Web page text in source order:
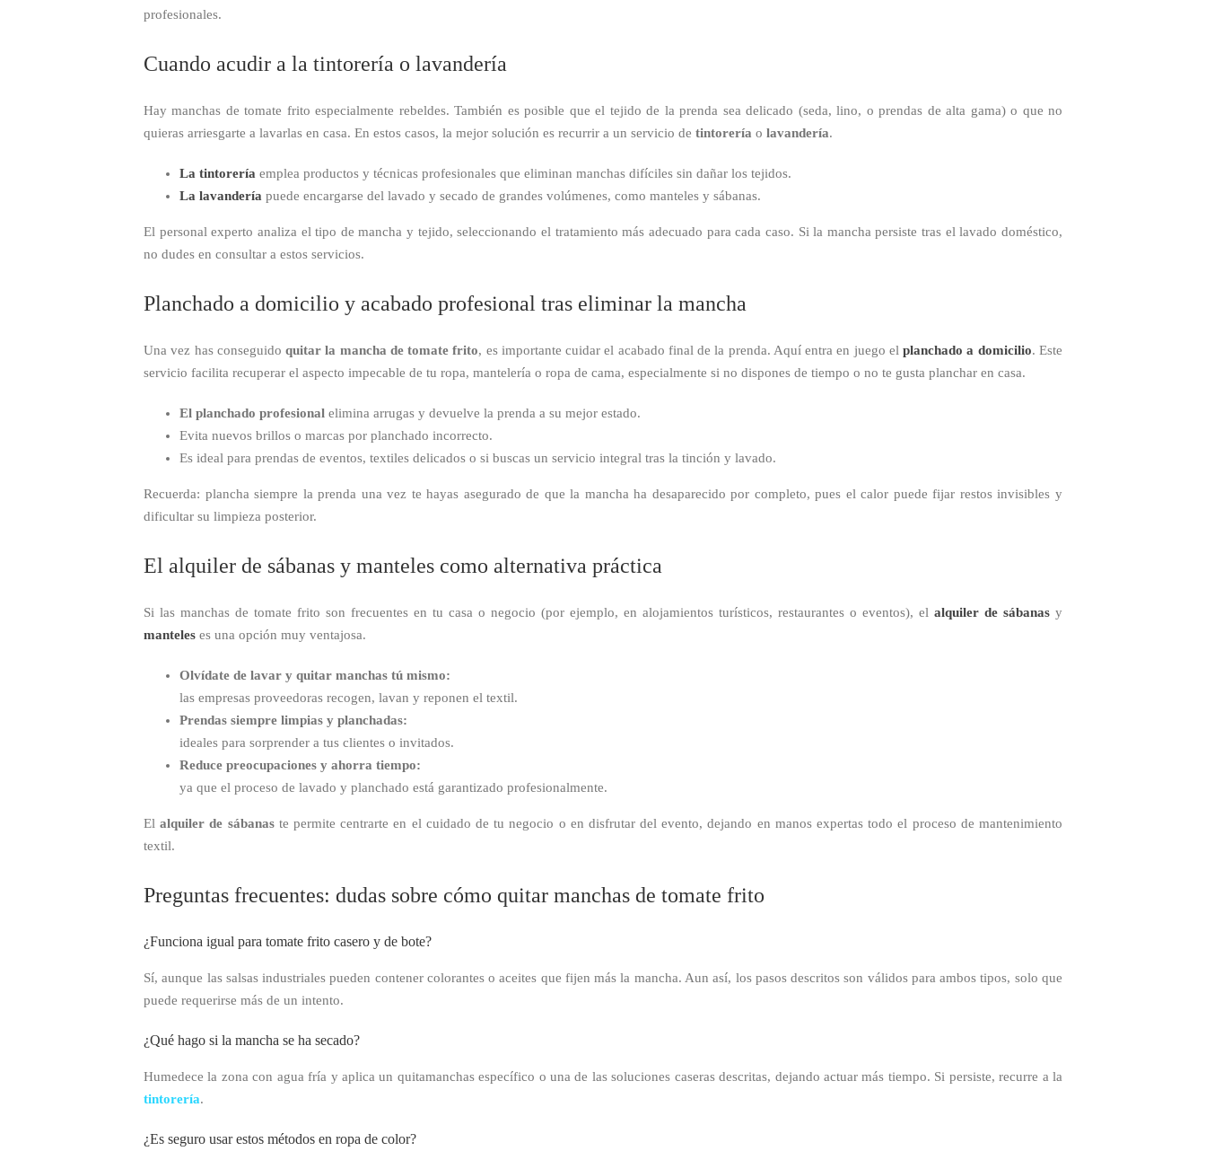
profesionales.
Cuando acudir a la tintorería o lavandería
Hay manchas de tomate frito especialmente rebeldes. También es posible que el tejido de la prenda sea delicado (seda, lino, o prendas de alta gama) o que no
quieras arriesgarte a lavarlas en casa. En estos casos, la mejor solución es recurrir a un servicio de tintorería o lavandería.
La tintorería emplea productos y técnicas profesionales que eliminan manchas difíciles sin dañar los tejidos.
La lavandería puede encargarse del lavado y secado de grandes volúmenes, como manteles y sábanas.
El personal experto analiza el tipo de mancha y tejido, seleccionando el tratamiento más adecuado para cada caso. Si la mancha persiste tras el lavado doméstico,
no dudes en consultar a estos servicios.
Planchado a domicilio y acabado profesional tras eliminar la mancha
Una vez has conseguidoquitar la mancha de tomate frito, es importante cuidar el acabado final de la prenda. Aquí entra en juego elplanchado a domicilio. Este
servicio facilita recuperar el aspecto impecable de tu ropa, mantelería o ropa de cama, especialmente si no dispones de tiempo o no te gusta planchar en casa.
El planchado profesional elimina arrugas y devuelve la prenda a su mejor estado.
Evita nuevos brillos o marcas por planchado incorrecto.
Es ideal para prendas de eventos, textiles delicados o si buscas un servicio integral tras la tinción y lavado.
Recuerda: plancha siempre la prenda una vez te hayas asegurado de que la mancha ha desaparecido por completo, pues el calor puede fijar restos invisibles y
dificultar su limpieza posterior.
El alquiler de sábanas y manteles como alternativa práctica
Si las manchas de tomate frito son frecuentes en tu casa o negocio (por ejemplo, en alojamientos turísticos, restaurantes o eventos), el alquiler de sábanas y
manteles es una opción muy ventajosa.
Olvídate de lavar y quitar manchas tú mismo:
las empresas proveedoras recogen, lavan y reponen el textil.
Prendas siempre limpias y planchadas:
ideales para sorprender a tus clientes o invitados.
Reduce preocupaciones y ahorra tiempo:
ya que el proceso de lavado y planchado está garantizado profesionalmente.
Elalquiler de sábanaste permite centrarte en el cuidado de tu negocio o en disfrutar del evento, dejando en manos expertas todo el proceso de mantenimiento
textil.
Preguntas frecuentes: dudas sobre cómo quitar manchas de tomate frito
¿Funciona igual para tomate frito casero y de bote?
Sí, aunque las salsas industriales pueden contener colorantes o aceites que fijen más la mancha. Aun así, los pasos descritos son válidos para ambos tipos, solo que
puede requerirse más de un intento.
¿Qué hago si la mancha se ha secado?
Humedece la zona con agua fría y aplica un quitamanchas específico o una de las soluciones caseras descritas, dejando actuar más tiempo. Si persiste, recurre a la
tintorería.
¿Es seguro usar estos métodos en ropa de color?